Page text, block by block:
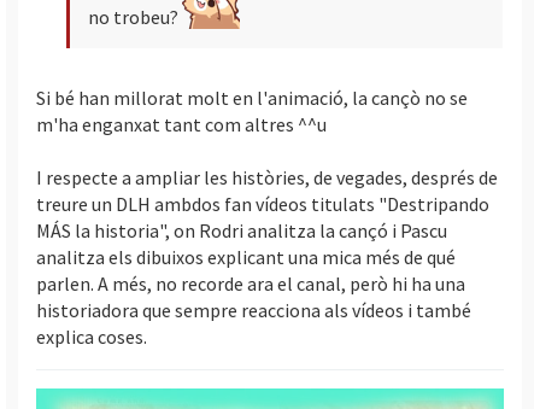
no trobeu?
Si bé han millorat molt en l'animació, la cançò no se
m'ha enganxat tant com altres ^^u
I respecte a ampliar les històries, de vegades, després de
treure un DLH ambdos fan vídeos titulats "Destripando
MÁS la historia", on Rodri analitza la cançó i Pascu
analitza els dibuixos explicant una mica més de qué
parlen. A més, no recorde ara el canal, però hi ha una
historiadora que sempre reacciona als vídeos i també
explica coses.